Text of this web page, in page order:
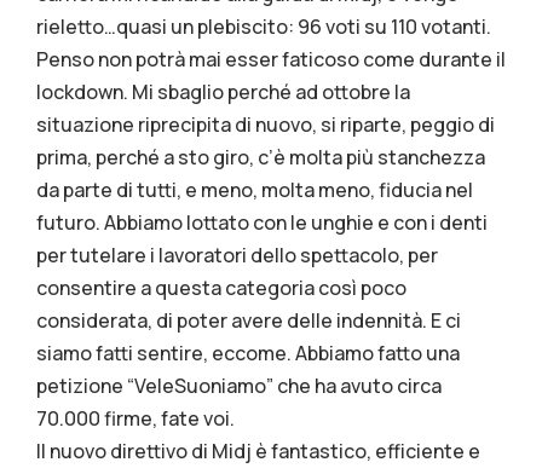
rieletto…quasi un plebiscito: 96 voti su 110 votanti.
Penso non potrà mai esser faticoso come durante il
lockdown. Mi sbaglio perché ad ottobre la
situazione riprecipita di nuovo, si riparte, peggio di
prima, perché a sto giro, c’è molta più stanchezza
da parte di tutti, e meno, molta meno, fiducia nel
futuro. Abbiamo lottato con le unghie e con i denti
per tutelare i lavoratori dello spettacolo, per
consentire a questa categoria così poco
considerata, di poter avere delle indennità. E ci
siamo fatti sentire, eccome. Abbiamo fatto una
petizione “VeleSuoniamo” che ha avuto circa
70.000 firme, fate voi.
Il nuovo direttivo di Midj è fantastico, efficiente e